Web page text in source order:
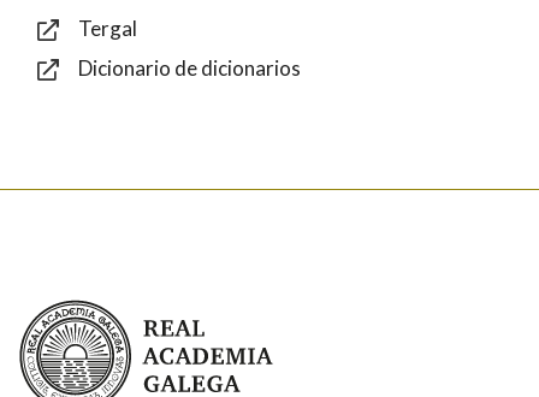
Tergal
Dicionario de dicionarios
Real Academia Galega